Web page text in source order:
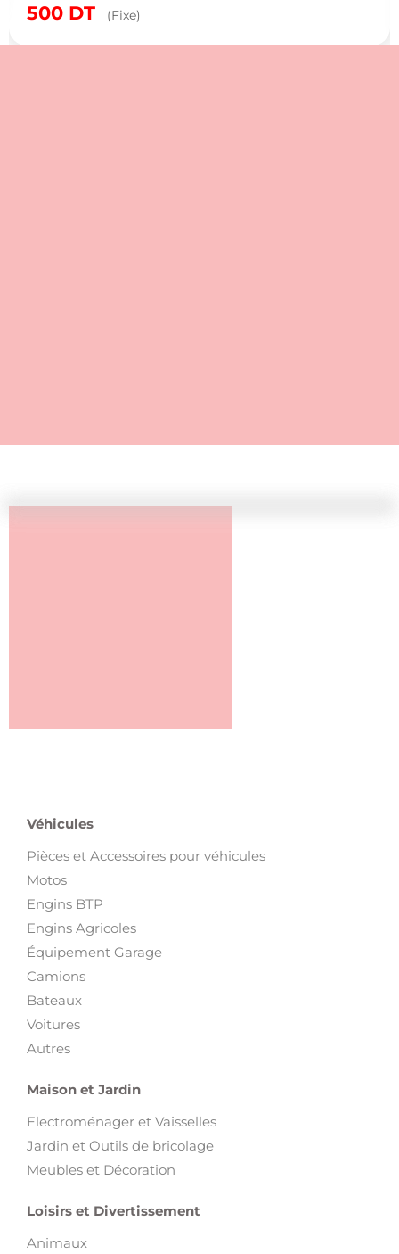
500 DT (Fixe)
Véhicules
Pièces et Accessoires pour véhicules
Motos
Engins BTP
Engins Agricoles
Équipement Garage
Camions
Bateaux
Voitures
Autres
Maison et Jardin
Electroménager et Vaisselles
Jardin et Outils de bricolage
Meubles et Décoration
Loisirs et Divertissement
Animaux